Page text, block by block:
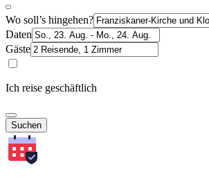
Wo soll’s hingehen?
Daten
Gäste
Ich reise geschäftlich
Suchen